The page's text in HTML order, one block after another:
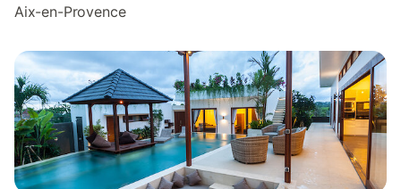
Aix-en-Provence